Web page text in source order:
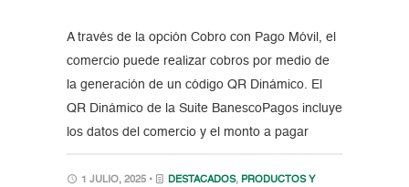
A través de la opción Cobro con Pago Móvil, el
comercio puede realizar cobros por medio de
la generación de un código QR Dinámico. El
QR Dinámico de la Suite BanescoPagos incluye
los datos del comercio y el monto a pagar
1 JULIO, 2025 • DESTACADOS, PRODUCTOS Y